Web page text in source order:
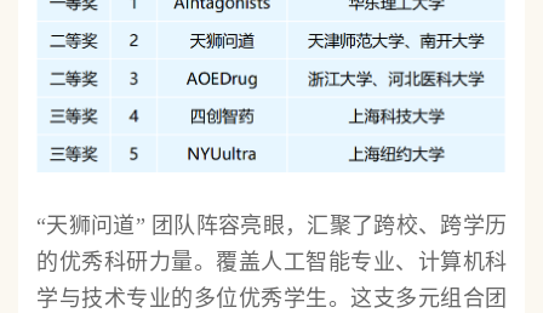
“天狮问道” 团队阵容亮眼，汇聚了跨校、跨学历
的优秀科研力量。覆盖人工智能专业、计算机科
学与技术专业的多位优秀学生。这支多元组合团